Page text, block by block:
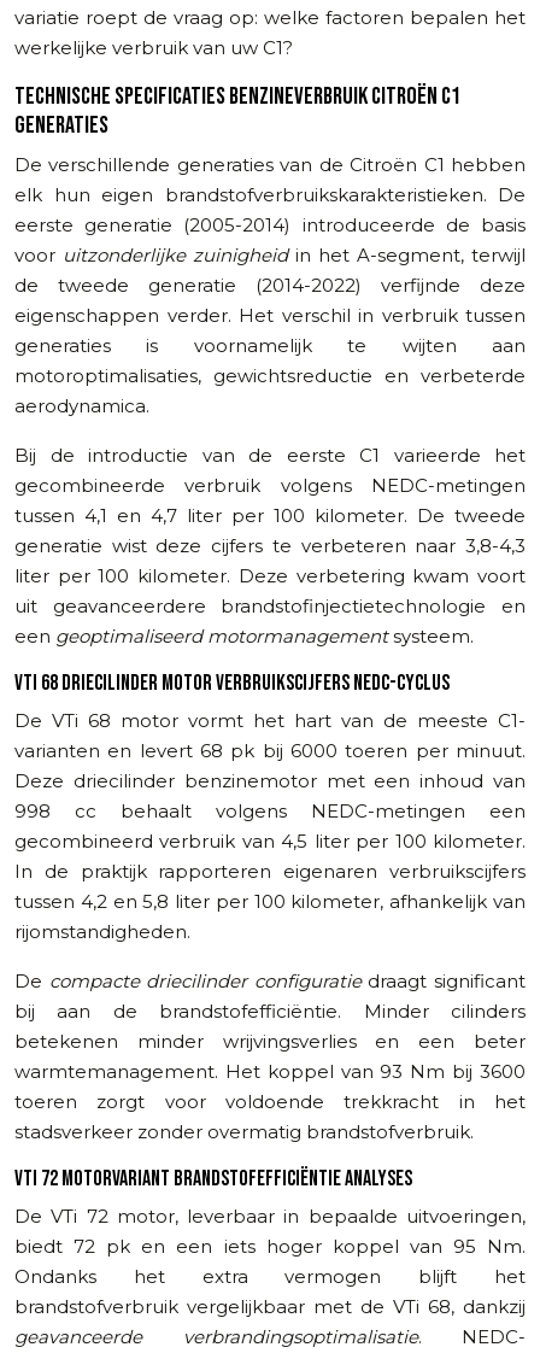
variatie roept de vraag op: welke factoren bepalen het
werkelijke verbruik van uw C1?
TECHNISCHE SPECIFICATIES BENZINEVERBRUIK CITROËN C1
GENERATIES
De verschillende generaties van de Citroën C1 hebben
elk hun eigen brandstofverbruikskarakteristieken. De
eerste generatie (2005-2014) introduceerde de basis
voor uitzonderlijke zuinigheidin het A-segment, terwijl
de tweede generatie (2014-2022) verfijnde deze
eigenschappen verder. Het verschil in verbruik tussen
generaties is voornamelijk te wijten aan
motoroptimalisaties, gewichtsreductie en verbeterde
aerodynamica.
Bij de introductie van de eerste C1 varieerde het
gecombineerde verbruik volgens NEDC-metingen
tussen 4,1 en 4,7 liter per 100 kilometer. De tweede
generatie wist deze cijfers te verbeteren naar 3,8-4,3
liter per 100 kilometer. Deze verbetering kwam voort
uit geavanceerdere brandstofinjectietechnologie en
een geoptimaliseerd motormanagementsysteem.
VTI 68 DRIECILINDER MOTOR VERBRUIKSCIJFERS NEDC-CYCLUS
De VTi 68 motor vormt het hart van de meeste C1-
varianten en levert 68 pk bij 6000 toeren per minuut.
Deze driecilinder benzinemotor met een inhoud van
998 cc behaalt volgens NEDC-metingen een
gecombineerd verbruik van 4,5 liter per 100 kilometer.
In de praktijk rapporteren eigenaren verbruikscijfers
tussen 4,2 en 5,8 liter per 100 kilometer, afhankelijk van
rijomstandigheden.
De compacte driecilinder configuratiedraagt significant
bij aan de brandstofefficiëntie. Minder cilinders
betekenen minder wrijvingsverlies en een beter
warmtemanagement. Het koppel van 93 Nm bij 3600
toeren zorgt voor voldoende trekkracht in het
stadsverkeer zonder overmatig brandstofverbruik.
VTI 72 MOTORVARIANT BRANDSTOFEFFICIËNTIE ANALYSES
De VTi 72 motor, leverbaar in bepaalde uitvoeringen,
biedt 72 pk en een iets hoger koppel van 95 Nm.
Ondanks het extra vermogen blijft het
brandstofverbruik vergelijkbaar met de VTi 68, dankzij
geavanceerde verbrandingsoptimalisatie. NEDC-